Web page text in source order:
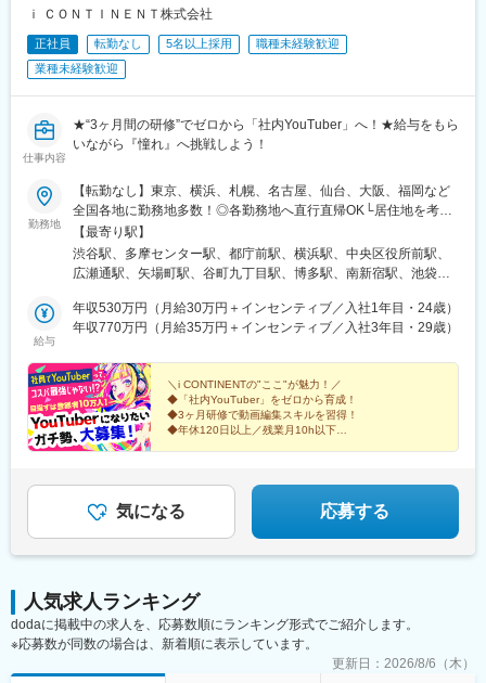
ディズニーランド・ステーション駅、京成八幡駅、県庁前駅(千葉
県)、大阪難波駅、大阪ビジネスパーク駅、大阪梅田駅(阪神線)、
なにわ橋駅、三宮駅(神戸市営)、長堀橋駅、南方駅(大阪府)、天王
寺駅前駅、明治神宮前駅、霞ケ関駅(東京都)、永田町駅、北参道
駅、田原町駅(東京都)、多摩センター駅
ｉ ＣＯＮＴＩＮＥＮＴ株式会社
正社員 転勤なし 5名以上採用
職種未経験歓迎
業種未経験歓迎
仕事内容
★“3ヶ月間の研修”でゼロから「社内YouTuber」へ！★給与をもら
いながら『憧れ』へ挑戦しよう！
勤務地
【転勤なし】東京、横浜、札幌、名古屋、仙台、大阪、福岡など
全国各地に勤務地多数！◎各勤務地へ直行直帰OK└居住地を考慮
し勤務先を決定します◎入社後、経験・スキルに伴い在宅、リモ
ート案件もあり【東京渋谷本社】東京都渋谷区渋谷2-21-1 渋谷ヒ
カリエ33F【東京BPOセンター】東京都多摩市鶴牧1丁目4-17 い
ビル9F【東京西新宿オフィス】東京都新宿区西新宿三丁目3-13 西
新宿水間ビル6F【横浜オフィス】神奈川県横浜市西区北幸2丁目
丁目1番地1 トーカン札幌第一キャステール607【仙台オフィス】
宮城県仙台市青葉区本町1-5-28 カーニープレイス仙台駅前通
6F【名古屋オフィス】愛知県名古屋市中区栄5-26-39 GS栄ビル
3F【大阪オフィス】大阪府大阪市中央区南船場4-10-5 南船場
SOHOビル7F【福岡オフィス】福岡県福岡市博多区博多駅前3-7-
【最寄り駅】
渋谷駅、多摩センター駅、都庁前駅、横浜駅、中央区役所前駅、
広瀬通駅、矢場町駅、谷町九丁目駅、博多駅、南新宿駅、池袋
秋葉原駅、目黒駅、蒲田駅、上野駅、代々木上原駅、町田駅、綾
瀬駅、大手町駅(東京都)、中野駅(東京都)、大門駅(東京都)、有楽
駅、長津田駅、新横浜駅、登戸駅、戸塚駅、大宮駅(埼玉県)、和光
市駅、川越駅、浦和駅、朝霞台駅、川口駅、南越谷駅、新越谷
駅、北朝霞駅、久喜駅、西船橋駅、柏駅、船橋駅、松戸駅、千葉
駅、津田沼駅、本八幡駅(総武線)、南流山駅、流山おおたかの森
駅、舞浜駅、仙台駅、泉中央駅、あおば通駅、長町駅、勾当台公
条駅、北３４条駅、元町駅(北海道)、西１８丁目駅、環状通東駅、
琴似駅(函館本線)、学園前駅(北海道)、豊平公園駅、西２８丁目
田駅(京都府)、烏丸駅、四条駅(京都市営)、京都河原町駅、丹波橋
駅、出町柳駅、烏丸御池駅、西院駅(阪急線)、梅田駅(地下鉄)、大
阪駅、天王寺駅、なんば駅(地下鉄)、京橋駅(大阪府)、新大阪駅、
鶴橋駅、淀屋橋駅、新今宮駅、本町駅、天神駅、小倉駅(福岡県)、
給与
年収530万円（月給30万円＋インセンティブ／入社1年目・24歳）
年収770万円（月給35万円＋インセンティブ／入社3年目・29歳）
＼i CONTINENTの"ここ"が魅力！／
◆「社内YouTuber」をゼロから育成！
◆3ヶ月研修で動画編集スキルを習得！
◆年休120日以上／残業月10h以下
気になる 応募する
人気求人ランキング
dodaに掲載中の求人を、応募数順にランキング形式でご紹介します。
※応募数が同数の場合は、新着順に表示しています。
更新日： 2026/8/6（木）